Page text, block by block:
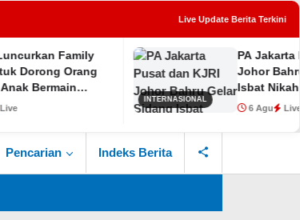
Live Update Berita Terkini
PA Jakarta Pusat dan
Johor Bahru Gelar
Isbat Nikah untuk WNI di
Malaysia
6 Agu Live
Pencarian Indeks Berita